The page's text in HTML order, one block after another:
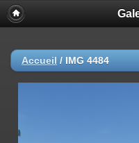
Accueil / IMG 4484